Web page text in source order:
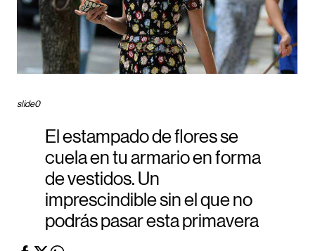
slide0
El estampado de flores se
cuela en tu armario en forma
de vestidos. Un
imprescindible sin el que no
podrás pasar esta primavera